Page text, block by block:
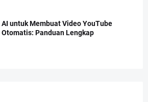
AI untuk Membuat Video YouTube
Otomatis: Panduan Lengkap